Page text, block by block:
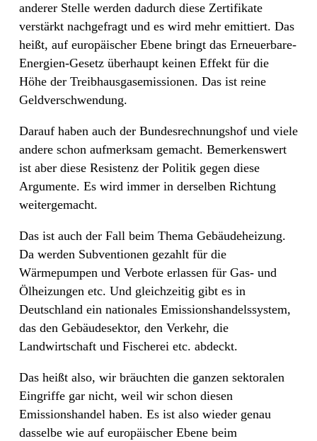
anderer Stelle werden dadurch diese Zertifikate
verstärkt nachgefragt und es wird mehr emittiert. Das
heißt, auf europäischer Ebene bringt das Erneuerbare-
Energien-Gesetz überhaupt keinen Effekt für die
Höhe der Treibhausgasemissionen. Das ist reine
Geldverschwendung.
Darauf haben auch der Bundesrechnungshof und viele
andere schon aufmerksam gemacht. Bemerkenswert
ist aber diese Resistenz der Politik gegen diese
Argumente. Es wird immer in derselben Richtung
weitergemacht.
Das ist auch der Fall beim Thema Gebäudeheizung.
Da werden Subventionen gezahlt für die
Wärmepumpen und Verbote erlassen für Gas- und
Ölheizungen etc. Und gleichzeitig gibt es in
Deutschland ein nationales Emissionshandelssystem,
das den Gebäudesektor, den Verkehr, die
Landwirtschaft und Fischerei etc. abdeckt.
Das heißt also, wir bräuchten die ganzen sektoralen
Eingriffe gar nicht, weil wir schon diesen
Emissionshandel haben. Es ist also wieder genau
dasselbe wie auf europäischer Ebene beim